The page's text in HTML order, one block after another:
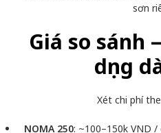
sơn
Giá so sánh
dụng
Xét chi phí
NOMA 250: ~100–150k VND